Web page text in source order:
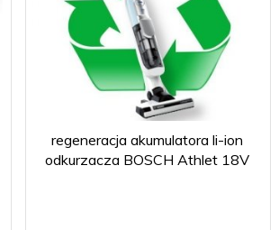
regeneracja akumulatora li-ion
odkurzacza BOSCH Athlet 18V